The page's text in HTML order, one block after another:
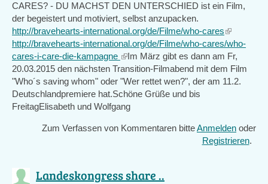
CARES? - DU MACHST DEN UNTERSCHIED ist ein Film,
der begeistert und motiviert, selbst anzupacken.
http://bravehearts-international.org/de/Filme/who-cares(link
is
external)
http://bravehearts-international.org/de/Filme/who-cares/who-
cares-i-care-die-kampagne (link
is
external)
Im März gibt es dann am Fr,
20.03.2015 den nächsten Transition-Filmabend mit dem Film
"Who´s saving whom" oder "Wer rettet wen?", der am 11.2.
Deutschlandpremiere hat.Schöne Grüße und bis
FreitagElisabeth und Wolfgang
Zum Verfassen von Kommentaren bitteAnmelden oder
Registrieren.
Landeskongress share ..